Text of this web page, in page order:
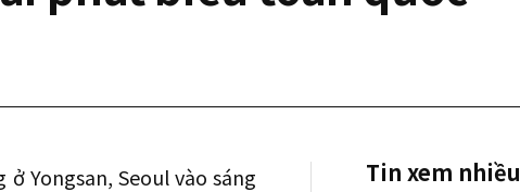
Yongsan, Seoul vào sáng
Tin xem nhiều